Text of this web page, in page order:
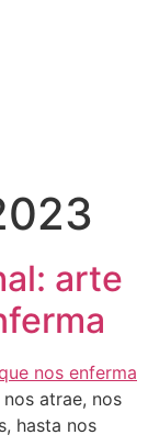
arte
atrae, nos
hasta nos